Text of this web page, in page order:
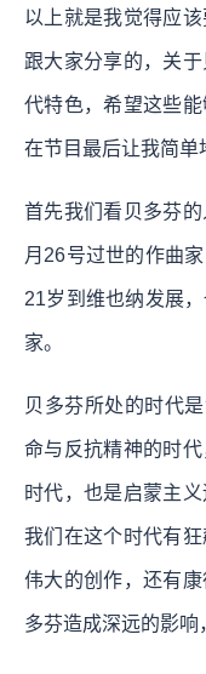
以上就是我觉得应
跟大家分享的，关
代特色，希望这些能
在节目最后让我简单
首先我们看贝多芬
月26号过世的作曲
21岁到维也纳发展
家。
贝多芬所处的时代
命与反抗精神的时
时代，也是启蒙主
我们在这个时代有
伟大的创作，还有
多芬造成深远的影响